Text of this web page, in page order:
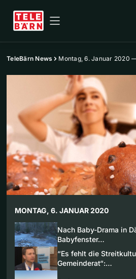
TeleBärn News Montag, 6. Januar 2020
MONTAG, 6. JANUAR 2020
Nach Baby-Drama in
Babyfenster…
“Es fehlt die
Gemeinderat“:…